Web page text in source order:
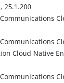
25.1.200
Cloud Native